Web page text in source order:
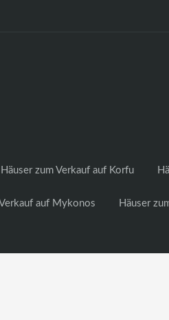
Häuser zum Verkauf auf Korfu
auf Mykonos Häuser